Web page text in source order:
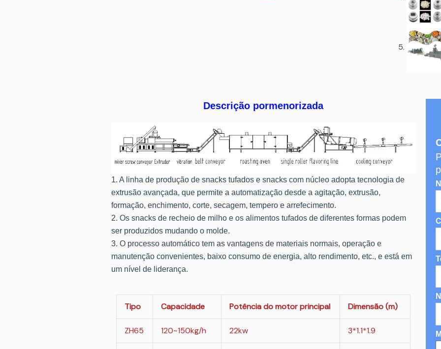
Descrição pormenorizada
1. A linha de produção de snacks tufados e snacks com núcleo adopta tecnologia de
extrusão avançada, que permite a automatização desde a agitação, extrusão,
formação, enchimento, corte, secagem, tempero e arrefecimento.
2. Os snacks de recheio de milho e os alimentos tufados de diferentes formas podem
ser produzidos mudando o molde.
3. O processo automático tem as vantagens de materiais normais, operação e
manutenção convenientes, baixo consumo de energia, alto rendimento, etc., e está em
um nível de liderança.
Tipo Capacidade Potência do motor principal Dimensão (m)
ZH65 120~150kg/h 22kw 3*1.1*1.9